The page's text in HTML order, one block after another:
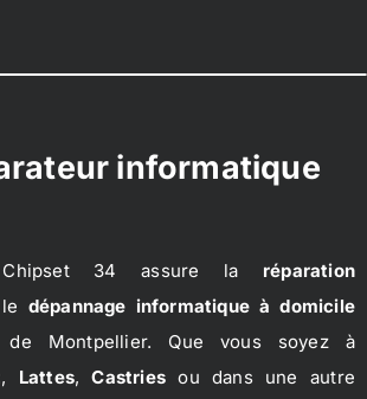
informatique
Chipset 34 assure la réparation
dépannage informatique à domicile
Montpellier. Que vous soyez à
, Lattes,Castries ou dans une autre